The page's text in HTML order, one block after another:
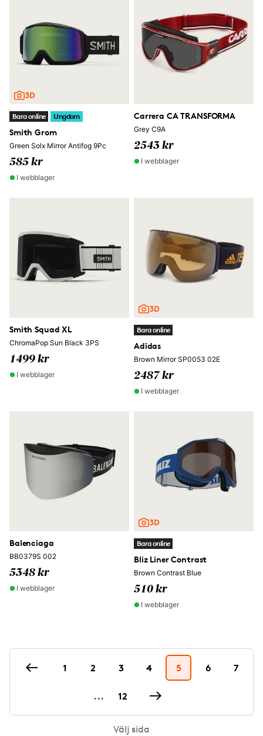
Bara online Ungdom
Smith Grom
Green Solx Mirror Antifog 9Pc
585 kr
I webblager
Carrera CA TRANSFORMA
Grey C9A
2543 kr
I webblager
Smith Squad XL
ChromaPop Sun Black 3PS
1499 kr
I webblager
Bara online
Adidas
Brown Mirror SP0053 02E
2487 kr
I webblager
Balenciaga
BB0379S 002
5348 kr
I webblager
Bara online
Bliz Liner Contrast
Brown Contrast Blue
510 kr
I webblager
1 2 3 4 5 6 7
... 12
Välj sida